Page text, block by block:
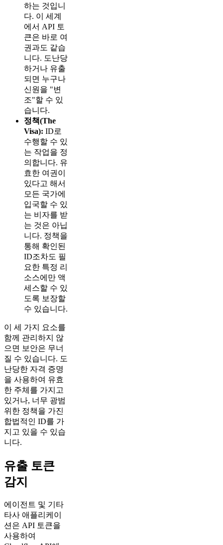
하는 것입니
다. 이 세계
에서 API 토
큰은 바로 여
권과도 같습
니다. 도난당
하거나 유출
되면 누구나
신원을 "변
조"할 수 있
습니다.
정책(The
Visa): ID로
수행할 수 있
는 작업을 정
의합니다. 유
효한 여권이
있다고 해서
모든 국가에
입국할 수 있
는 비자를 받
는 것은 아닙
니다. 정책을
통해 확인된
ID조차도 필
요한 특정 리
소스에만 액
세스할 수 있
도록 보장할
수 있습니다.
이 세 가지 요소를
함께 관리하지 않
으면 보안은 무너
질 수 있습니다. 도
난당한 자격 증명
을 사용하여 유효
한 주체를 가지고
있거나, 너무 광범
위한 정책을 가진
합법적인 ID를 가
지고 있을 수 있습
니다.
유출 토큰
감지
에이전트 및 기타
타사 애플리케이
션은 API 토큰을
사용하여